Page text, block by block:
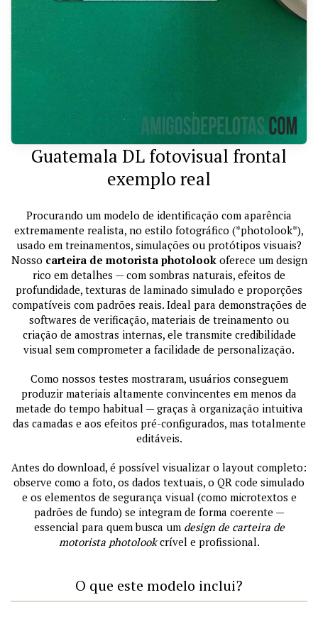
Guatemala DL fotovisual frontal
exemplo real
Procurando um modelo de identificação com aparência
extremamente realista, no estilo fotográfico (*photolook*),
usado em treinamentos, simulações ou protótipos visuais?
Nosso carteira de motorista photolookoferece um design
rico em detalhes — com sombras naturais, efeitos de
profundidade, texturas de laminado simulado e proporções
compatíveis com padrões reais. Ideal para demonstrações de
softwares de verificação, materiais de treinamento ou
criação de amostras internas, ele transmite credibilidade
visual sem comprometer a facilidade de personalização.
Como nossos testes mostraram, usuários conseguem
produzir materiais altamente convincentes em menos da
metade do tempo habitual — graças à organização intuitiva
das camadas e aos efeitos pré-configurados, mas totalmente
editáveis.
Antes do download, é possível visualizar o layout completo:
observe como a foto, os dados textuais, o QR code simulado
e os elementos de segurança visual (como microtextos e
padrões de fundo) se integram de forma coerente —
essencial para quem busca um design de carteira de
motorista photolookcrível e profissional.
O que este modelo inclui?